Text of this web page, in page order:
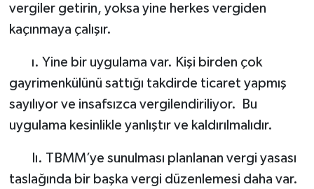
vergiler getirin, yoksa yine herkes vergiden
kaçınmaya çalışır.
ı. Yine bir uygulama var. Kişi birden çok
gayrimenkülünü sattığı takdirde ticaret yapmış
sayılıyor ve insafsızca vergilendiriliyor. Bu
uygulama kesinlikle yanlıştır ve kaldırılmalıdır.
Iı. TBMM’ye sunulması planlanan vergi yasası
taslağında bir başka vergi düzenlemesi daha var.